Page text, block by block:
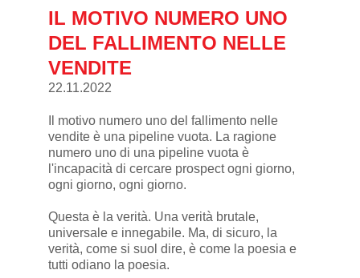
IL MOTIVO NUMERO UNO
DEL FALLIMENTO NELLE
VENDITE
22.11.2022
Il motivo numero uno del fallimento nelle
vendite è una pipeline vuota. La ragione
numero uno di una pipeline vuota è
l'incapacità di cercare prospect ogni giorno,
ogni giorno, ogni giorno.
Questa è la verità. Una verità brutale,
universale e innegabile. Ma, di sicuro, la
verità, come si suol dire, è come la poesia e
tutti odiano la poesia.